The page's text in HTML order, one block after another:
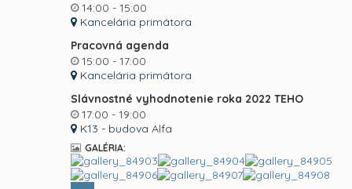
14:00 - 15:00
Kancelária primátora
Pracovná agenda
15:00 - 17:00
Kancelária primátora
Slávnostné vyhodnotenie roka 2022 TEHO
17:00 - 19:00
K13 - budova Alfa
GALÉRIA: